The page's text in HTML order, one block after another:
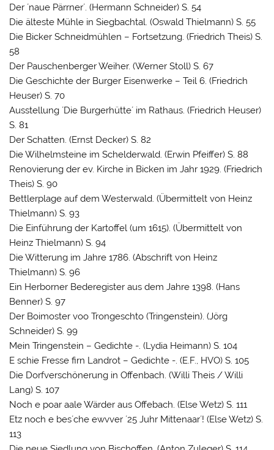
Der ´naue Pärrner´. (Hermann Schneider) S. 54
Die älteste Mühle in Siegbachtal. (Oswald Thielmann) S. 55
Die Bicker Schneidmühlen – Fortsetzung. (Friedrich Theis) S.
58
Der Pauschenberger Weiher. (Werner Stoll) S. 67
Die Geschichte der Burger Eisenwerke – Teil 6. (Friedrich
Heuser) S. 70
Ausstellung ´Die Burgerhütte´ im Rathaus. (Friedrich Heuser)
S. 81
Der Schatten. (Ernst Decker) S. 82
Die Wilhelmsteine im Schelderwald. (Erwin Pfeiffer) S. 88
Renovierung der ev. Kirche in Bicken im Jahr 1929. (Friedrich
Theis) S. 90
Bettlerplage auf dem Westerwald. (Übermittelt von Heinz
Thielmann) S. 93
Die Einführung der Kartoffel (um 1615). (Übermittelt von
Heinz Thielmann) S. 94
Die Witterung im Jahre 1786. (Abschrift von Heinz
Thielmann) S. 96
Ein Herborner Bederegister aus dem Jahre 1398. (Hans
Benner) S. 97
Der Boimoster voo Trongeschto (Tringenstein). (Jörg
Schneider) S. 99
Mein Tringenstein – Gedichte -. (Lydia Heimann) S. 104
E schie Fresse firn Landrot – Gedichte -. (E.F., HVO) S. 105
Die Dorfverschönerung in Offenbach. (Willi Theis / Willi
Lang) S. 107
Noch e poar aale Wärder aus Offebach. (Else Wetz) S. 111
Etz noch e bes´che ewvver ´25 Juhr Mittenaar´! (Else Wetz) S.
113